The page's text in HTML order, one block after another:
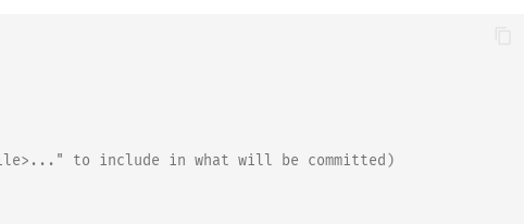
to include in what will be committed)